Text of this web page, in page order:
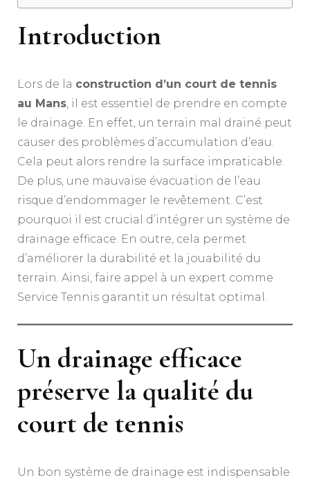
Introduction
Lors de la construction d’un court de tennis
au Mans, il est essentiel de prendre en compte
le drainage. En effet, un terrain mal drainé peut
causer des problèmes d’accumulation d’eau.
Cela peut alors rendre la surface impraticable.
De plus, une mauvaise évacuation de l’eau
risque d’endommager le revêtement. C’est
pourquoi il est crucial d’intégrer un système de
drainage efficace. En outre, cela permet
d’améliorer la durabilité et la jouabilité du
terrain. Ainsi, faire appel à un expert comme
Service Tennis garantit un résultat optimal.
Un drainage efficace
préserve la qualité du
court de tennis
Un bon système de drainage est indispensable